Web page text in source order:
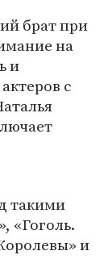
брат при
на
и
с
такими
«Гоголь.
и